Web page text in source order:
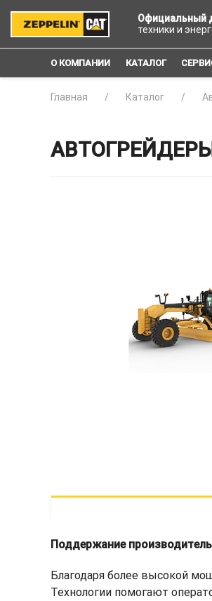
Официальный
техники и
О КОМПАНИИ КАТАЛОГ
Главная Каталог
АВТОГРЕЙДЕРЫ
Поддержание
Благодаря более высокой
Технологии помогают